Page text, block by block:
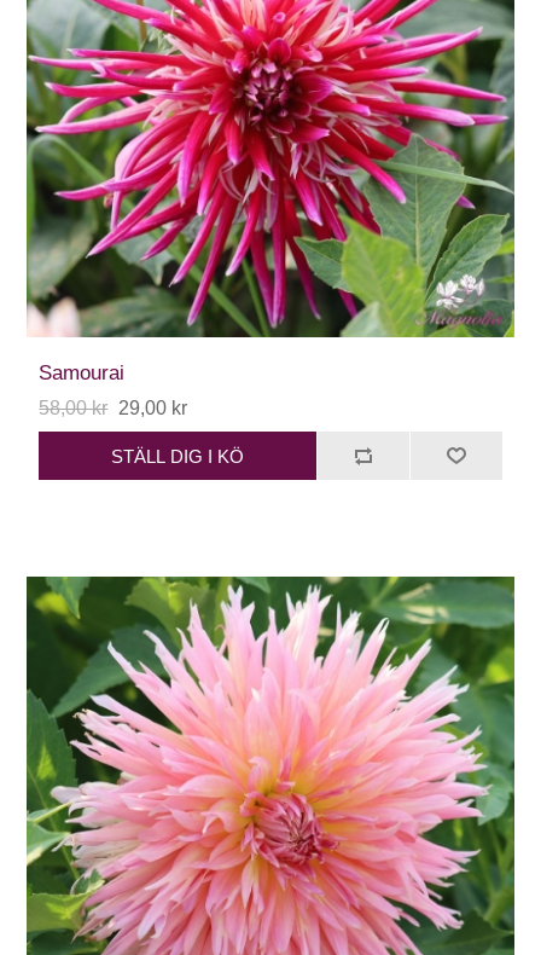
Samourai
58,00 kr 29,00 kr
STÄLL DIG I KÖ